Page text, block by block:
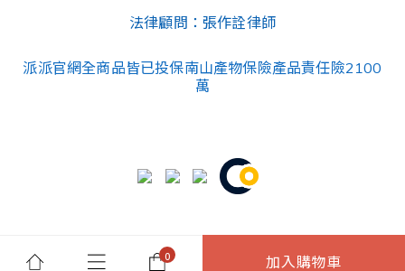
加入購物車
法律顧問：張作詮律師
派派官網全商品皆已投保南山產物保險產品責任險2100
萬